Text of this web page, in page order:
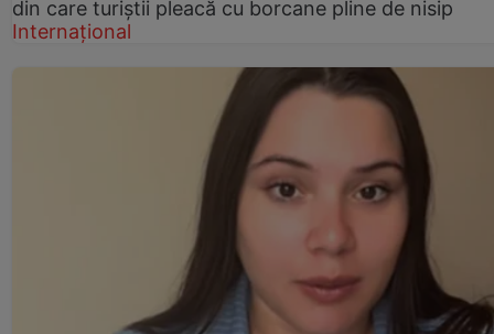
din care turiștii pleacă cu borcane pline de nisip
Internațional